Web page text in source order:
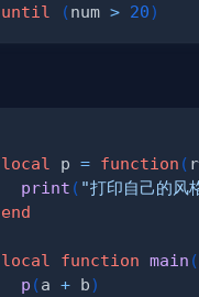
until
(num > 20)
local p = function (
print ( "打印自己的风
end
local function main (
p (a + b)